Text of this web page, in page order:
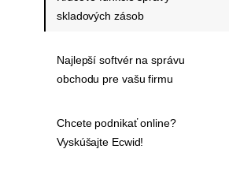
skladových zásob
Najlepší softvér na správu
obchodu pre vašu firmu
Chcete podnikať online?
Vyskúšajte Ecwid!